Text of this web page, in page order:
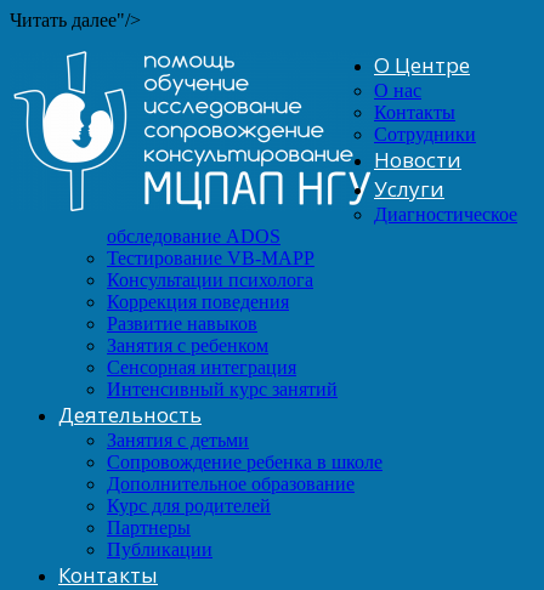
Читать далее"/>
О Центре
О нас
Контакты
Сотрудники
Новости
Услуги
Диагностическое
обследование ADOS
Тестирование VB-MAPP
Консультации психолога
Коррекция поведения
Развитие навыков
Занятия с ребенком
Сенсорная интеграция
Интенсивный курс занятий
Деятельность
Занятия с детьми
Сопровождение ребенка в школе
Дополнительное образование
Курс для родителей
Партнеры
Публикации
Контакты